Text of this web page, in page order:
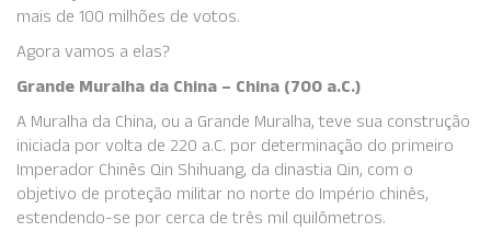
mais de 100 milhões de votos.
Agora vamos a elas?
Grande Muralha da China – China (700 a.C.)
A Muralha da China, ou a Grande Muralha, teve sua construção
iniciada por volta de 220 a.C. por determinação do primeiro
Imperador Chinês Qin Shihuang, da dinastia Qin, com o
objetivo de proteção militar no norte do Império chinês,
estendendo-se por cerca de três mil quilômetros.